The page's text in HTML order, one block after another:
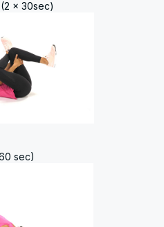
x 30sec)
sec)